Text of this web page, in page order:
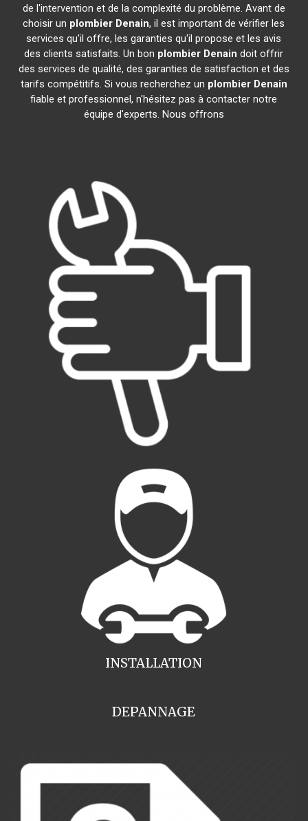
de l'intervention et de la complexité du problème. Avant de
choisir un plombier Denain, il est important de vérifier les
services qu'il offre, les garanties qu'il propose et les avis
des clients satisfaits. Un bon plombier Denain doit offrir
des services de qualité, des garanties de satisfaction et des
tarifs compétitifs. Si vous recherchez un plombier Denain
fiable et professionnel, n'hésitez pas à contacter notre
équipe d'experts. Nous offrons
INSTALLATION
DEPANNAGE